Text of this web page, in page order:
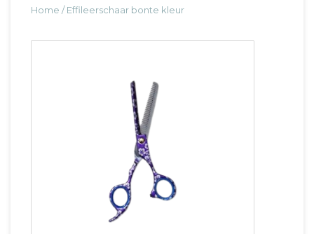
Home /Effileerschaar bonte kleur